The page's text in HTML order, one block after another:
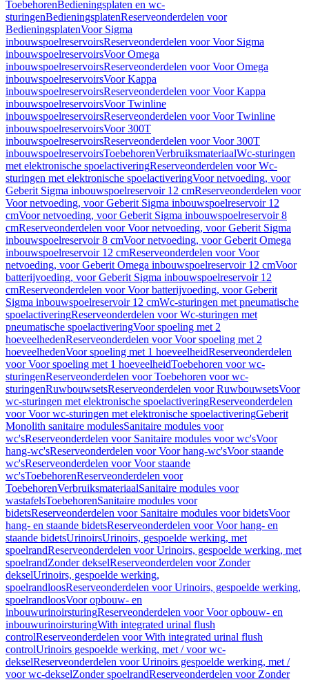
ToebehorenBedieningsplaten en wc-
sturingenBedieningsplatenReserveonderdelen voor
BedieningsplatenVoor Sigma
inbouwspoelreservoirsReserveonderdelen voor Voor Sigma
inbouwspoelreservoirsVoor Omega
inbouwspoelreservoirsReserveonderdelen voor Voor Omega
inbouwspoelreservoirsVoor Kappa
inbouwspoelreservoirsReserveonderdelen voor Voor Kappa
inbouwspoelreservoirsVoor Twinline
inbouwspoelreservoirsReserveonderdelen voor Voor Twinline
inbouwspoelreservoirsVoor 300T
inbouwspoelreservoirsReserveonderdelen voor Voor 300T
inbouwspoelreservoirsToebehorenVerbruiksmateriaalWc-sturingen
met elektronische spoelactiveringReserveonderdelen voor Wc-
sturingen met elektronische spoelactiveringVoor netvoeding, voor
Geberit Sigma inbouwspoelreservoir 12 cmReserveonderdelen voor
Voor netvoeding, voor Geberit Sigma inbouwspoelreservoir 12
cmVoor netvoeding, voor Geberit Sigma inbouwspoelreservoir 8
cmReserveonderdelen voor Voor netvoeding, voor Geberit Sigma
inbouwspoelreservoir 8 cmVoor netvoeding, voor Geberit Omega
inbouwspoelreservoir 12 cmReserveonderdelen voor Voor
netvoeding, voor Geberit Omega inbouwspoelreservoir 12 cmVoor
batterijvoeding, voor Geberit Sigma inbouwspoelreservoir 12
cmReserveonderdelen voor Voor batterijvoeding, voor Geberit
Sigma inbouwspoelreservoir 12 cmWc-sturingen met pneumatische
spoelactiveringReserveonderdelen voor Wc-sturingen met
pneumatische spoelactiveringVoor spoeling met 2
hoeveelhedenReserveonderdelen voor Voor spoeling met 2
hoeveelhedenVoor spoeling met 1 hoeveelheidReserveonderdelen
voor Voor spoeling met 1 hoeveelheidToebehoren voor wc-
sturingenReserveonderdelen voor Toebehoren voor wc-
sturingenRuwbouwsetsReserveonderdelen voor RuwbouwsetsVoor
wc-sturingen met elektronische spoelactiveringReserveonderdelen
voor Voor wc-sturingen met elektronische spoelactiveringGeberit
Monolith sanitaire modulesSanitaire modules voor
wc'sReserveonderdelen voor Sanitaire modules voor wc'sVoor
hang-wc'sReserveonderdelen voor Voor hang-wc'sVoor staande
wc'sReserveonderdelen voor Voor staande
wc'sToebehorenReserveonderdelen voor
ToebehorenVerbruiksmateriaalSanitaire modules voor
wastafelsToebehorenSanitaire modules voor
bidetsReserveonderdelen voor Sanitaire modules voor bidetsVoor
hang- en staande bidetsReserveonderdelen voor Voor hang- en
staande bidetsUrinoirsUrinoirs, gespoelde werking, met
spoelrandReserveonderdelen voor Urinoirs, gespoelde werking, met
spoelrandZonder dekselReserveonderdelen voor Zonder
dekselUrinoirs, gespoelde werking,
spoelrandloosReserveonderdelen voor Urinoirs, gespoelde werking,
spoelrandloosVoor opbouw- en
inbouwurinoirsturingReserveonderdelen voor Voor opbouw- en
inbouwurinoirsturingWith integrated urinal flush
controlReserveonderdelen voor With integrated urinal flush
controlUrinoirs gespoelde werking, met / voor wc-
dekselReserveonderdelen voor Urinoirs gespoelde werking, met /
voor wc-dekselZonder spoelrandReserveonderdelen voor Zonder